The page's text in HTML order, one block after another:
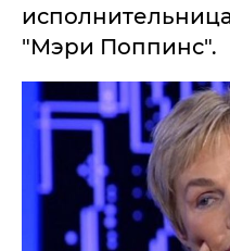
"Мэри Поппинс".